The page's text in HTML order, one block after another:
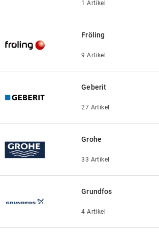
1 Artikel
Fröling
9 Artikel
Geberit
27 Artikel
Grohe
33 Artikel
Grundfos
4 Artikel